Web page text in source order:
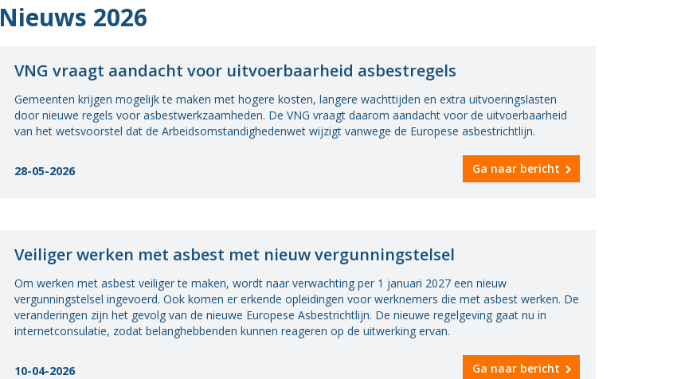
Ruimtelijke kwaliteit
Energie en duurzaamheid
Nieuws 2026
VNG vraagt aandacht voor uitvoerbaarheid asbestregels
Gemeenten krijgen mogelijk te maken met hogere kosten, langere wachttijden en extra uitvoeringslasten
door nieuwe regels voor asbestwerkzaamheden. De VNG vraagt daarom aandacht voor de uitvoerbaarheid
van het wetsvoorstel dat de Arbeidsomstandighedenwet wijzigt vanwege de Europese asbestrichtlijn.
28-05-2026 Ga naar bericht
Veiliger werken met asbest met nieuw vergunningstelsel
Om werken met asbest veiliger te maken, wordt naar verwachting per 1 januari 2027 een nieuw
vergunningstelsel ingevoerd. Ook komen er erkende opleidingen voor werknemers die met asbest werken. De
veranderingen zijn het gevolg van de nieuwe Europese Asbestrichtlijn. De nieuwe regelgeving gaat nu in
internetconsulatie, zodat belanghebbenden kunnen reageren op de uitwerking ervan.
10-04-2026 Ga naar bericht